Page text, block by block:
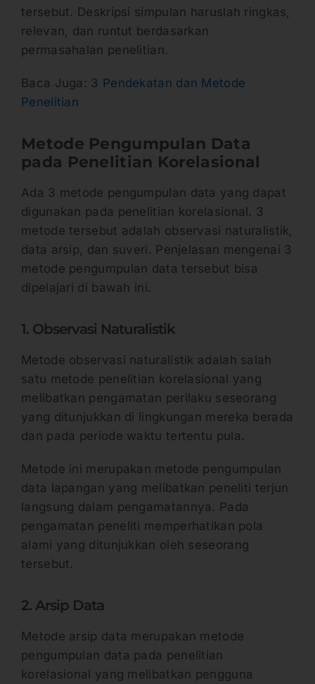
tersebut. Deskripsi simpulan haruslah ringkas,
relevan, dan runtut berdasarkan
permasahalan penelitian.
Baca Juga: 3 Pendekatan dan Metode
Penelitian
Metode Pengumpulan Data
pada Penelitian Korelasional
Ada 3 metode pengumpulan data yang dapat
digunakan pada penelitian korelasional. 3
metode tersebut adalah observasi naturalistik,
data arsip, dan suveri. Penjelasan mengenai 3
metode pengumpulan data tersebut bisa
dipelajari di bawah ini.
1. Observasi Naturalistik
Metode observasi naturalistik adalah salah
satu metode penelitian korelasional yang
melibatkan pengamatan perilaku seseorang
yang ditunjukkan di lingkungan mereka berada
dan pada periode waktu tertentu pula.
Metode ini merupakan metode pengumpulan
data lapangan yang melibatkan peneliti terjun
langsung dalam pengamatannya. Pada
pengamatan peneliti memperhatikan pola
alami yang ditunjukkan oleh seseorang
tersebut.
2. Arsip Data
Metode arsip data merupakan metode
pengumpulan data pada penelitian
korelasional yang melibatkan pengguna